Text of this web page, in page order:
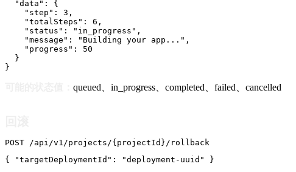
  "data": {
    "step": 3,
    "totalSteps": 6,
    "status": "in_progress",
    "message": "Building your app...",
    "progress": 50
  }
}
queued、in_progress、completed、failed、cancelled
POST /api/v1/projects/{projectId}/rollback
{ "targetDeploymentId": "deployment-uuid" }